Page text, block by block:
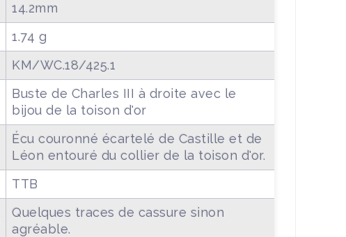
14.2mm
1.74 g
KM/WC.18/425.1
Buste de Charles III à droite avec le
bijou de la toison d'or
Écu couronné écartelé de Castille et de
Léon entouré du collier de la toison d'or.
TTB
Quelques traces de cassure sinon
agréable.